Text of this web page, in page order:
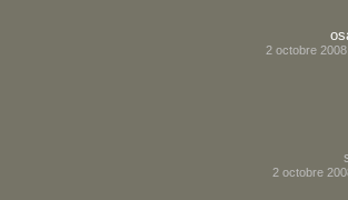
2 octobre
2 octobre